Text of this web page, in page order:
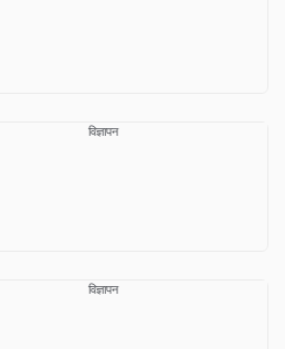
विज्ञापन
विज्ञापन